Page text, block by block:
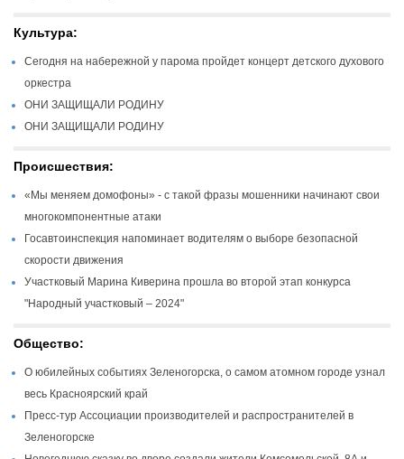
Культура:
Сегодня на набережной у парома пройдет концерт детского духового
оркестра
ОНИ ЗАЩИЩАЛИ РОДИНУ
ОНИ ЗАЩИЩАЛИ РОДИНУ
Происшествия:
«Мы меняем домофоны» - с такой фразы мошенники начинают свои
многокомпонентные атаки
Госавтоинспекция напоминает водителям о выборе безопасной
скорости движения
Участковый Марина Киверина прошла во второй этап конкурса
"Народный участковый – 2024"
Общество:
О юбилейных событиях Зеленогорска, о самом атомном городе узнал
весь Красноярский край
Пресс-тур Ассоциации производителей и распространителей в
Зеленогорске